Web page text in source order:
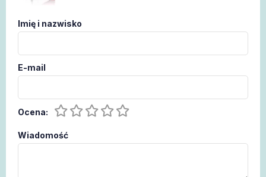
Imię i nazwisko
E-mail
Ocena:
Wiadomość